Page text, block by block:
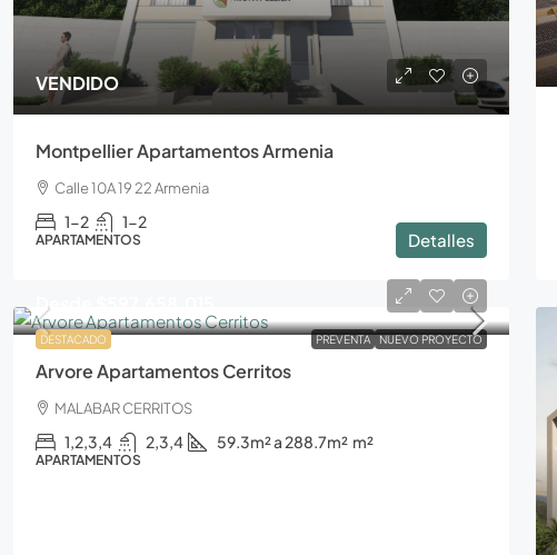
VENDIDO
Montpellier Apartamentos Armenia
Calle 10A 19 22 Armenia
1-2 1-2
APARTAMENTOS Detalles
DESTACADO PREVENTA NUEVO PROYECTO
Desde
Arvore Apartamentos Cerritos
MALABAR CERRITOS
1,2,3,4 2,3,4 59.3m² a 288.7m² m²
APARTAMENTOS